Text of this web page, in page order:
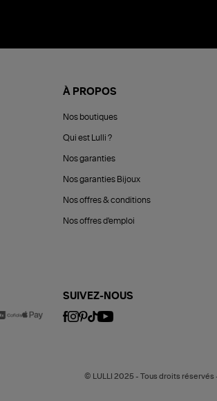
À PROPOS
Nos boutiques
Qui est Lulli ?
Nos garanties
Nos garanties Bijoux
Nos offres & conditions
Nos offres d'emploi
SUIVEZ-NOUS
© LULLI 2025 - Tous droits